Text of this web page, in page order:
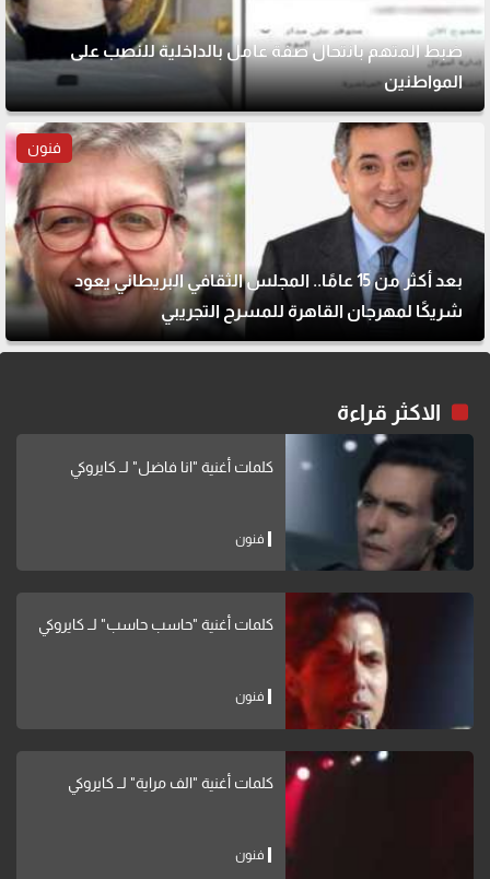
ضبط المتهم بانتحال صفة عامل بالداخلية للنصب على
المواطنين
فنون
بعد أكثر من 15 عامًا.. المجلس الثقافي البريطاني يعود
شريكًا لمهرجان القاهرة للمسرح التجريبي
الاكثر قراءة
كلمات أغنية "انا فاضل" لــ كايروكي
فنون
كلمات أغنية "حاسب حاسب" لــ كايروكي
فنون
كلمات أغنية "الف مراية" لــ كايروكي
فنون